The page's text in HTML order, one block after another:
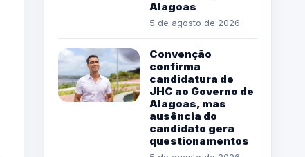
Alagoas
5 de agosto de 2026
Convenção
confirma
candidatura de
JHC ao Governo de
Alagoas, mas
ausência do
candidato gera
questionamentos